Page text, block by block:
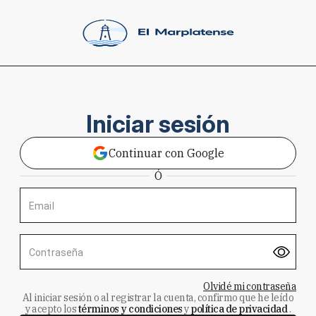
Iniciar sesión
Continuar con Google
Ó
Email
Contraseña
Olvidé mi contraseña
Al iniciar sesión o al registrar la cuenta, confirmo que he leído
y acepto lostérminos y condicionesypolítica de privacidad.